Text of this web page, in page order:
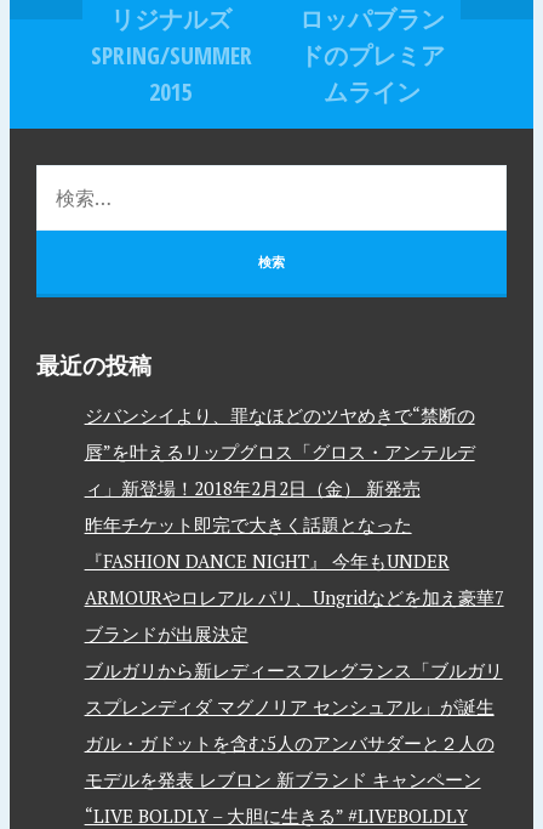
リジナルズ
SPRING/SUMMER
2015
ロッパブラン
ドのプレミア
ムライン
最近の投稿
ジバンシイより、罪なほどのツヤめきで“禁断の
唇”を叶えるリップグロス「グロス・アンテルデ
ィ」新登場！2018年2月2日（金） 新発売
昨年チケット即完で大きく話題となった
『FASHION DANCE NIGHT』 今年もUNDER
ARMOURやロレアル パリ、Ungridなどを加え豪華7
ブランドが出展決定
ブルガリから新レディースフレグランス「ブルガリ
スプレンディダ マグノリア センシュアル」が誕生
ガル・ガドットを含む5人のアンバサダーと２人の
モデルを発表 レブロン 新ブランド キャンペーン
“LIVE BOLDLY – 大胆に生きる” #LIVEBOLDLY